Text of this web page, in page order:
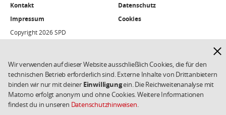
Wir verwenden auf dieser Website ausschließlich Cookies, die für den
technischen Betrieb erforderlich sind. Externe Inhalte von Drittanbietern
binden wir nur mit deiner Einwilligungein. Die Reichweitenanalyse mit
Matomo erfolgt anonym und ohne Cookies. Weitere Informationen
findest du in unseren Datenschutzhinweisen.
Fußbereich
Weiterführende
Links/Kleingedrucktes
Kontakt
Datenschutz
Impressum
Cookies
Copyright 2026 SPD